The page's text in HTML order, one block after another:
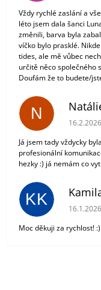
Vždy rychlé zaslání a
léto jsem dala šanci
změnili, barva byla
víčko bylo prasklé.
tides, ale mě vůbec
určitě něco společného
Doufám že to budete/
N
16.2.2026
Já jsem tady vždycky
profesionální
hezky :) já nemám co
KK
16.1.2026
Moc děkuji za rychlost! :)